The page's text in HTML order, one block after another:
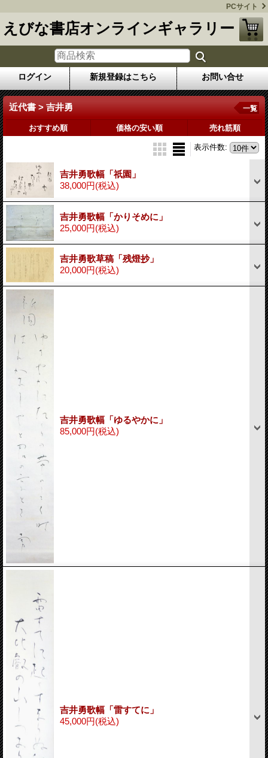
PCサイト
えびな書店オンラインギャラリー
ログイン 新規登録はこちら お問い合せ
近代書 > 吉井勇 一覧
おすすめ順 価格の安い順 売れ筋順
表示件数:
吉井勇歌幅「祇園」
38,000円(税込)
吉井勇歌幅「かりそめに」
25,000円(税込)
吉井勇歌草稿「残燈抄」
20,000円(税込)
吉井勇歌幅「ゆるやかに」
85,000円(税込)
吉井勇歌幅「雷すてに」
45,000円(税込)